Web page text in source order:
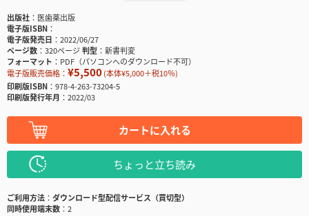
出版社
医歯薬出版
電子版ISBN
電子版発売日
2022/06/27
ページ数
320ページ判型
新書判変
フォーマット
PDF（パソコンへのダウンロード不可）
電子版販売価格： ¥5,500(本体¥5,000＋税10％)
印刷版ISBN
978-4-263-73204-5
印刷版発行年月
2022/03
カートに入れる
ちょっと立ち読み
ご利用方法
ダウンロード型配信サービス（買切型）
同時使用端末数
2